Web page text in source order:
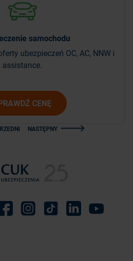
samochodu
ubezpieczeń OC, AC, NNW i
assistance.
CENĘ
NASTĘPNY